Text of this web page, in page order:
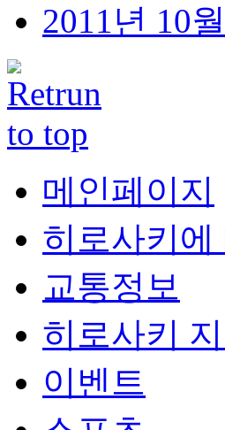
2011년 10월
메인페이지
히로사키에
교통정보
히로사키
이벤트